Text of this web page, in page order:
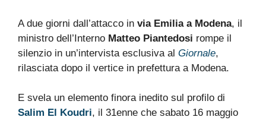
A due giorni dall’attacco in via Emilia a Modena, il
ministro dell’Interno Matteo Piantedosi rompe il
silenzio in un’intervista esclusiva al Giornale,
rilasciata dopo il vertice in prefettura a Modena.
E svela un elemento finora inedito sul profilo di
Salim El Koudri, il 31enne che sabato 16 maggio